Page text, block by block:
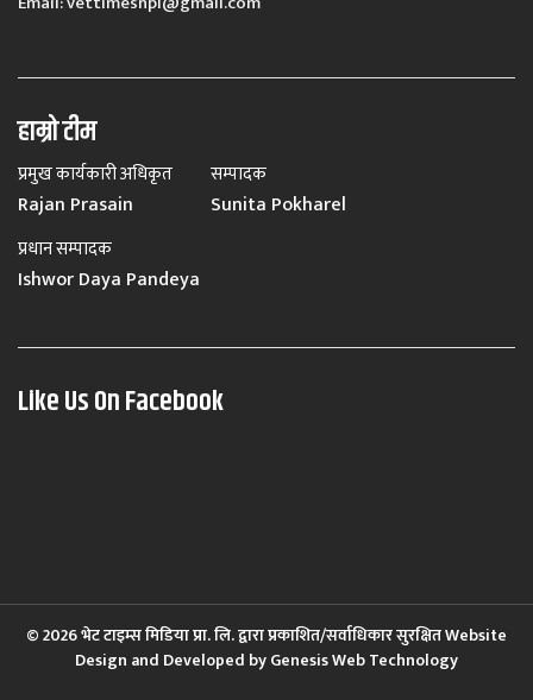
हाम्रो टीम
प्रमुख कार्यकारी अधिकृत
Rajan Prasain
सम्पादक
Sunita Pokharel
प्रधान सम्पादक
Ishwor Daya Pandeya
Like Us On Facebook
© 2026 भेट टाइम्स मिडिया प्रा. लि. द्वारा प्रकाशित/सर्वाधिकार सुरक्षित Website
Design and Developed byGenesis Web Technology